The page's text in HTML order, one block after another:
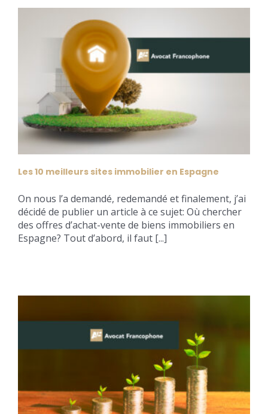
Les 10 meilleurs sites immobilier en Espagne
On nous l’a demandé, redemandé et finalement, j’ai
décidé de publier un article à ce sujet: Où chercher
des offres d’achat-vente de biens immobiliers en
Espagne? Tout d’abord, il faut [...]